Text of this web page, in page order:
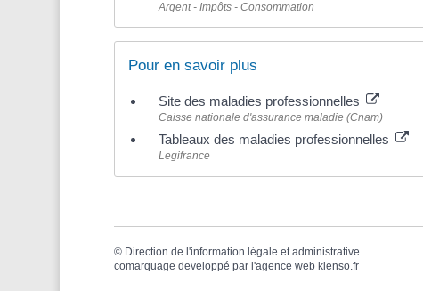
Argent - Impôts - Consommation
Pour en savoir plus
Site des maladies professionnelles
Caisse nationale d'assurance maladie (Cnam)
Tableaux des maladies professionnelles
Legifrance
© Direction de l'information légale et administrative
comarquage developpé par l'agence web kienso.fr